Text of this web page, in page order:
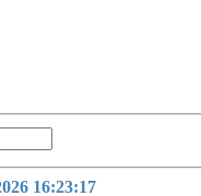
16:23:17